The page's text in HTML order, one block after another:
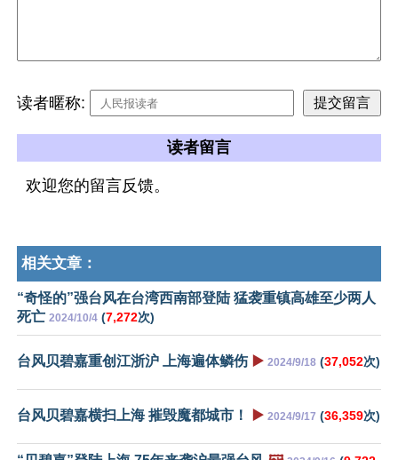
读者暱称:
读者留言
欢迎您的留言反馈。
相关文章：
“奇怪的”强台风在台湾西南部登陆 猛袭重镇高雄至少两人
死亡 2024/10/4 (7,272次)
台风贝碧嘉重创江浙沪 上海遍体鳞伤 ▶️ 2024/9/18 (37,052次)
台风贝碧嘉横扫上海 摧毁魔都城市！ ▶️ 2024/9/17 (36,359次)